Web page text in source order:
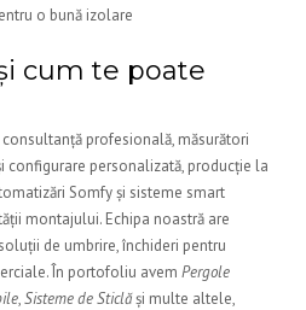
o bună izolare
cum te poate
profesională, măsurători
configurare personalizată, producție la
Somfy și sisteme smart
montajului. Echipa noastră are
de umbrire, închideri pentru
În portofoliu avem Pergole
,Sisteme de Sticlăși multe altele,